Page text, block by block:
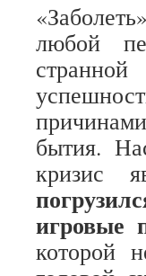
любой
бытия.
кризис
игровые
которой